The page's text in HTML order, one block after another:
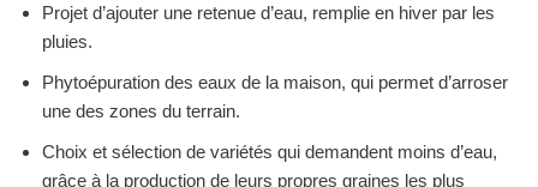
Projet d’ajouter une retenue d’eau, remplie en hiver par les
pluies.
Phytoépuration des eaux de la maison, qui permet d’arroser
une des zones du terrain.
Choix et sélection de variétés qui demandent moins d’eau,
grâce à la production de leurs propres graines les plus